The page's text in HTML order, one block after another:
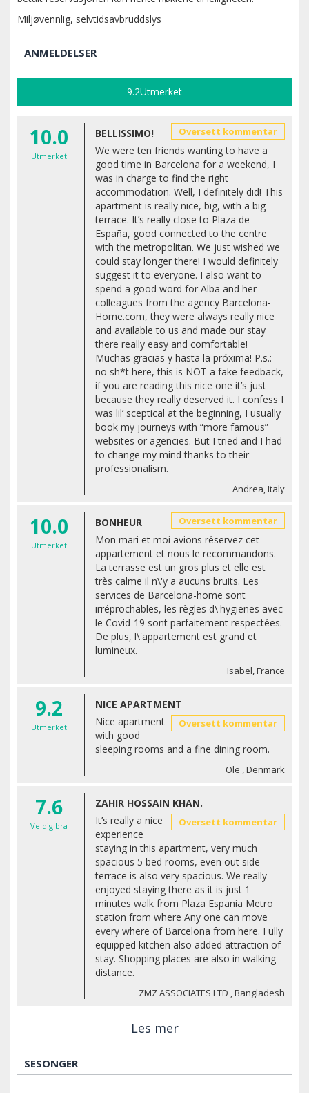
Miljøvennlig, selvtidsavbruddslys
ANMELDELSER
9.2Utmerket
10.0
Utmerket
BELLISSIMO! Oversett kommentar
We were ten friends wanting to have a
good time in Barcelona for a weekend, I
was in charge to find the right
accommodation. Well, I definitely did! This
apartment is really nice, big, with a big
terrace. It’s really close to Plaza de
España, good connected to the centre
with the metropolitan. We just wished we
could stay longer there! I would definitely
suggest it to everyone. I also want to
spend a good word for Alba and her
colleagues from the agency Barcelona-
Home.com, they were always really nice
and available to us and made our stay
there really easy and comfortable!
Muchas gracias y hasta la próxima! P.s.:
no sh*t here, this is NOT a fake feedback,
if you are reading this nice one it’s just
because they really deserved it. I confess I
was lil’ sceptical at the beginning, I usually
book my journeys with “more famous”
websites or agencies. But I tried and I had
to change my mind thanks to their
professionalism.
Andrea, Italy
10.0
Utmerket
BONHEUR Oversett kommentar
Mon mari et moi avions réservez cet
appartement et nous le recommandons.
La terrasse est un gros plus et elle est
très calme il n\'y a aucuns bruits. Les
services de Barcelona-home sont
irréprochables, les règles d\'hygienes avec
le Covid-19 sont parfaitement respectées.
De plus, l\'appartement est grand et
lumineux.
Isabel, France
9.2
Utmerket
NICE APARTMENT
Oversett kommentar
Nice apartment
with good
sleeping rooms and a fine dining room.
Ole , Denmark
7.6
Veldig bra
ZAHIR HOSSAIN KHAN.
Oversett kommentar
It’s really a nice
experience
staying in this apartment, very much
spacious 5 bed rooms, even out side
terrace is also very spacious. We really
enjoyed staying there as it is just 1
minutes walk from Plaza Espania Metro
station from where Any one can move
every where of Barcelona from here. Fully
equipped kitchen also added attraction of
stay. Shopping places are also in walking
distance.
ZMZ ASSOCIATES LTD , Bangladesh
Les mer
SESONGER